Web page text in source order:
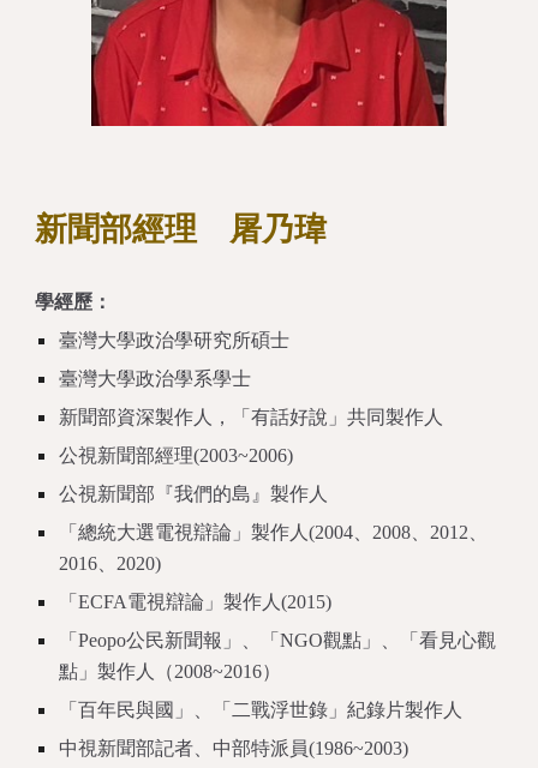
新聞部經理 屠乃瑋
學經歷：
臺灣大學政治學研究所碩士
臺灣大學政治學系學士
新聞部資深製作人，「有話好說」共同製作人
公視新聞部經理(2003~2006)
公視新聞部『我們的島』製作人
「總統大選電視辯論」製作人(2004、2008、2012、
2016、2020)
「ECFA電視辯論」製作人(2015)
「Peopo公民新聞報」、「NGO觀點」、「看見心觀
點」製作人（2008~2016）
「百年民與國」、「二戰浮世錄」紀錄片製作人
中視新聞部記者、中部特派員(1986~2003)